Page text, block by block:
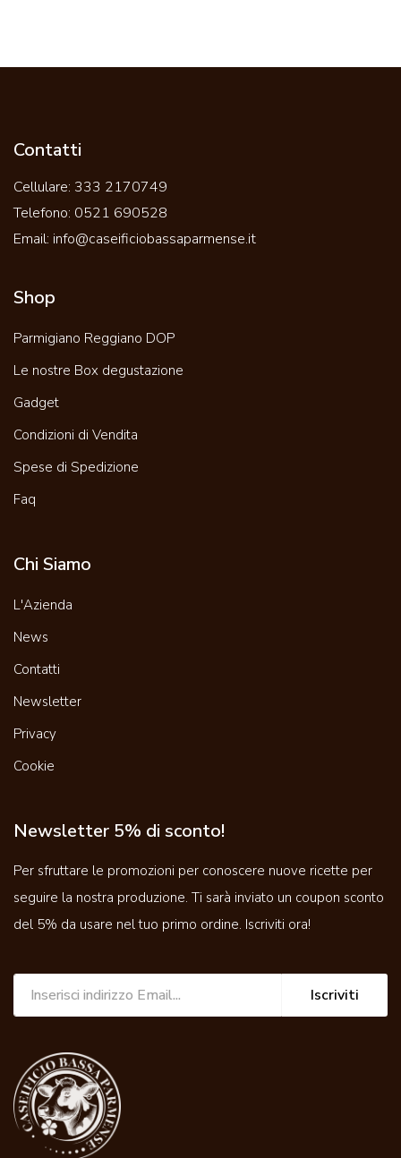
Contatti
Cellulare: 333 2170749
Telefono: 0521 690528
Email: info@caseificiobassaparmense.it
Shop
Parmigiano Reggiano DOP
Le nostre Box degustazione
Gadget
Condizioni di Vendita
Spese di Spedizione
Faq
Chi Siamo
L'Azienda
News
Contatti
Newsletter
Privacy
Cookie
Newsletter 5% di sconto!
Per sfruttare le promozioni per conoscere nuove ricette per
seguire la nostra produzione. Ti sarà inviato un coupon sconto
del 5% da usare nel tuo primo ordine. Iscriviti ora!
Iscriviti